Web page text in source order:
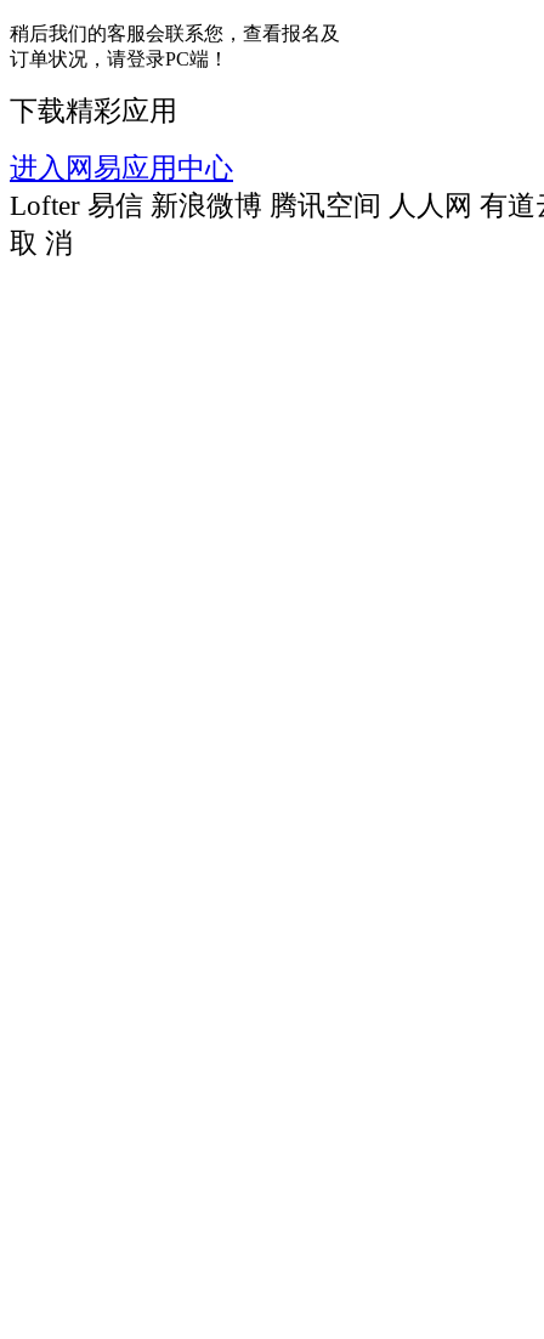
稍后我们的客服会联系您，查看报名及
订单状况，请登录PC端！
下载精彩应用
进入网易应用中心
Lofter 易信 新浪微博 腾讯空间 人人网 有道
取 消